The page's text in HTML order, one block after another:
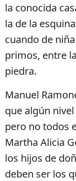
la conocida
la de la
cuando de
primos, entre
piedra.
Manuel
que algún
pero no todos
Martha Alicia
los hijos de
deben ser los